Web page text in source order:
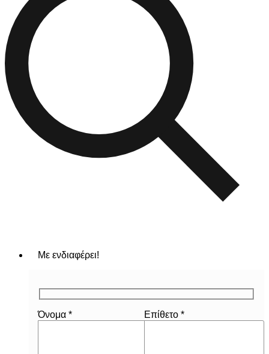
Με ενδιαφέρει!
Όνομα * Επίθετο *